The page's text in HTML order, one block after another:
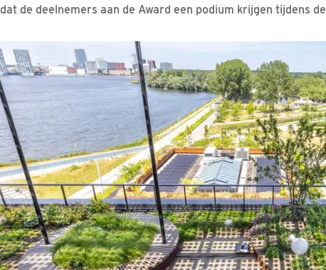
dat de deelnemers aan de Award een podium krijgen tijdens de